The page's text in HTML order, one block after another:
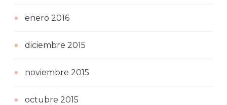
enero 2016
diciembre 2015
noviembre 2015
octubre 2015